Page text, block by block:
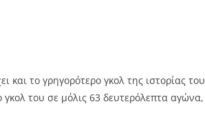
το γρηγορότερο γκολ της ιστορίας του
του σε μόλις 63 δευτερόλεπτα αγώνα,